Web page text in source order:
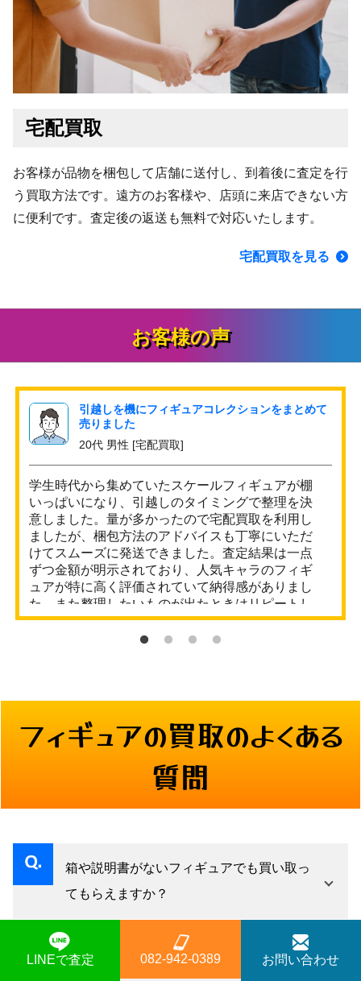
宅配買取
お客様が品物を梱包して店舗に送付し、到着後に査定を行
う買取方法です。遠方のお客様や、店頭に来店できない方
に便利です。査定後の返送も無料で対応いたします。
宅配買取を見る
お客様の声
引越しを機にフィギュアコレクションをまとめて
売りました
20代 男性 [宅配買取]
学生時代から集めていたスケールフィギュアが棚
いっぱいになり、引越しのタイミングで整理を決
意しました。量が多かったので宅配買取を利用し
ましたが、梱包方法のアドバイスも丁寧にいただ
けてスムーズに発送できました。査定結果は一点
ずつ金額が明示されており、人気キャラのフィギ
ュアが特に高く評価されていて納得感がありまし
た。また整理したいものが出たときはリピートし
ようと思います。
フィギュアの買取のよくある
質問
箱や説明書がないフィギュアでも買い取っ
てもらえますか？
はい、付属品が揃っていない状態でも査定は可
能です。ただし、外箱・説明書・差し替えパー
塗装が剥がれていたり、パーツが割れてい
LINEで査定 082-942-0389 お問い合わせ